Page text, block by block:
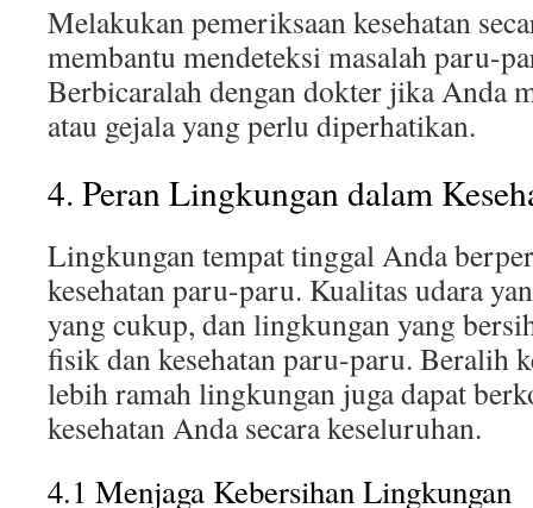
Melakukan pemeriksaan kesehatan
membantu mendeteksi masalah paru-
Berbicaralah dengan dokter jika Anda
atau gejala yang perlu diperhatikan.
4. Peran Lingkungan dalam
Lingkungan tempat tinggal Anda
kesehatan paru-paru. Kualitas udara
yang cukup, dan lingkungan yang
fisik dan kesehatan paru-paru. Beralih
lebih ramah lingkungan juga dapat
kesehatan Anda secara keseluruhan.
4.1 Menjaga Kebersihan Lingkungan